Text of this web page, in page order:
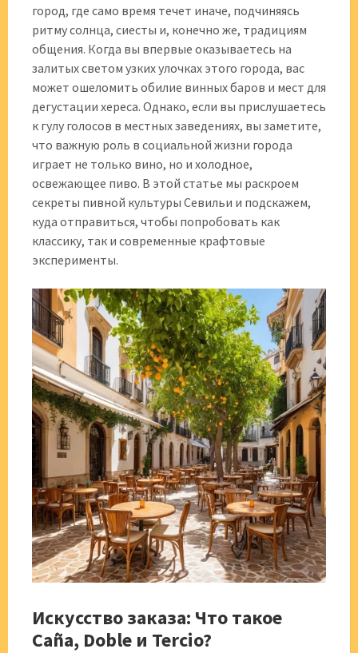
город, где само время течет иначе, подчиняясь
ритму солнца, сиесты и, конечно же, традициям
общения. Когда вы впервые оказываетесь на
залитых светом узких улочках этого города, вас
может ошеломить обилие винных баров и мест для
дегустации хереса. Однако, если вы прислушаетесь
к гулу голосов в местных заведениях, вы заметите,
что важную роль в социальной жизни города
играет не только вино, но и холодное,
освежающее пиво. В этой статье мы раскроем
секреты пивной культуры Севильи и подскажем,
куда отправиться, чтобы попробовать как
классику, так и современные крафтовые
эксперименты.
Искусство заказа: Что такое
Caña, Doble и Tercio?